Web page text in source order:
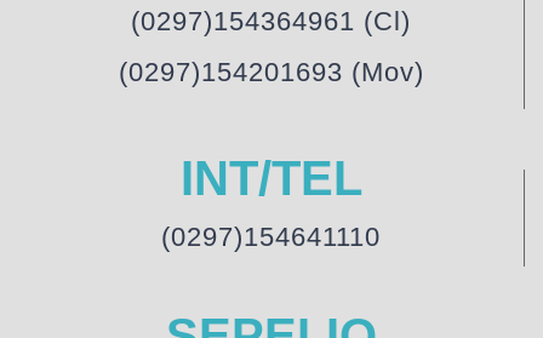
(0297)154364961 (Cl)
(0297)154201693 (Mov)
INT/TEL
(0297)154641110